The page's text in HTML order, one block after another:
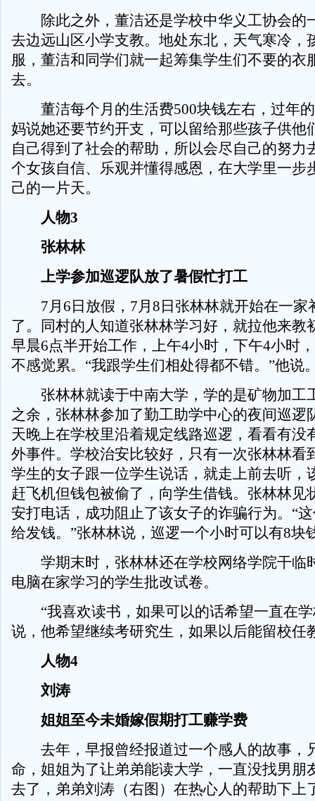
除此之外，董洁还是学校中华义工协会的
去边远山区小学支教。地处东北，天气寒冷，
服，董洁和同学们就一起筹集学生们不要的衣
去。
董洁每个月的生活费500块钱左右，过年
妈说她还要节约开支，可以留给那些孩子供他
自己得到了社会的帮助，所以会尽自己的努力
个女孩自信、乐观并懂得感恩，在大学里一步
己的一片天。
人物3
张林林
上学参加巡逻队放了暑假忙打工
7月6日放假，7月8日张林林就开始在一家
了。同村的人知道张林林学习好，就拉他来教
早晨6点半开始工作，上午4小时，下午4小时
不感觉累。“我跟学生们相处得都不错。”他说
张林林就读于中南大学，学的是矿物加工
之余，张林林参加了勤工助学中心的夜间巡逻
天晚上在学校里沿着规定线路巡逻，看看有没
外事件。学校治安比较好，只有一次张林林看
学生的女子跟一位学生说话，就走上前去听，
赶飞机但钱包被偷了，向学生借钱。张林林见
安打电话，成功阻止了该女子的诈骗行为。“
给发钱。”张林林说，巡逻一个小时可以有8块
学期末时，张林林还在学校网络学院干临
电脑在家学习的学生批改试卷。
“我喜欢读书，如果可以的话希望一直在学
说，他希望继续考研究生，如果以后能留校任
人物4
刘涛
姐姐至今未婚嫁假期打工赚学费
去年，早报曾经报道过一个感人的故事，
命，姐姐为了让弟弟能读大学，一直没找男朋
去了，弟弟刘涛（右图）在热心人的帮助下上